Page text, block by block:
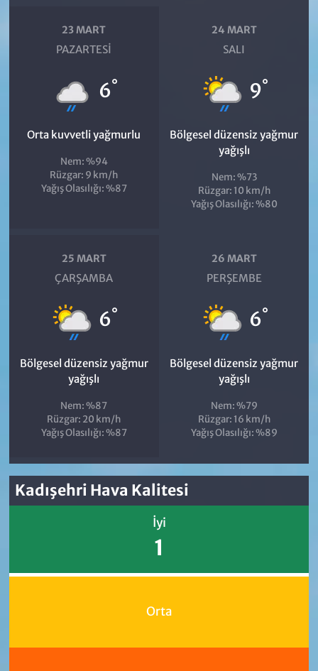
23 MART
PAZARTESI
6°
Orta kuvvetli yağmurlu
Nem: %94
Rüzgar: 9 km/h
Yağış Olasılığı: %87
24 MART
SALI
9°
Bölgesel düzensiz yağmur
yağışlı
Nem: %73
Rüzgar: 10 km/h
Yağış Olasılığı: %80
25 MART
ÇARŞAMBA
6°
Bölgesel düzensiz yağmur
yağışlı
Nem: %87
Rüzgar: 20 km/h
Yağış Olasılığı: %87
26 MART
PERŞEMBE
6°
Bölgesel düzensiz yağmur
yağışlı
Nem: %79
Rüzgar: 16 km/h
Yağış Olasılığı: %89
Kadışehri Hava Kalitesi
İyi
1
Orta